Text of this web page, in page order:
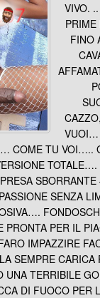
VIVO.
FINO
VUOI…
COME TU VOI…..
SENZA
PRONTA PER IL
IMPAZZIRE
SEMPRE CARICA
TERRIBILE
DI FUOCO PER